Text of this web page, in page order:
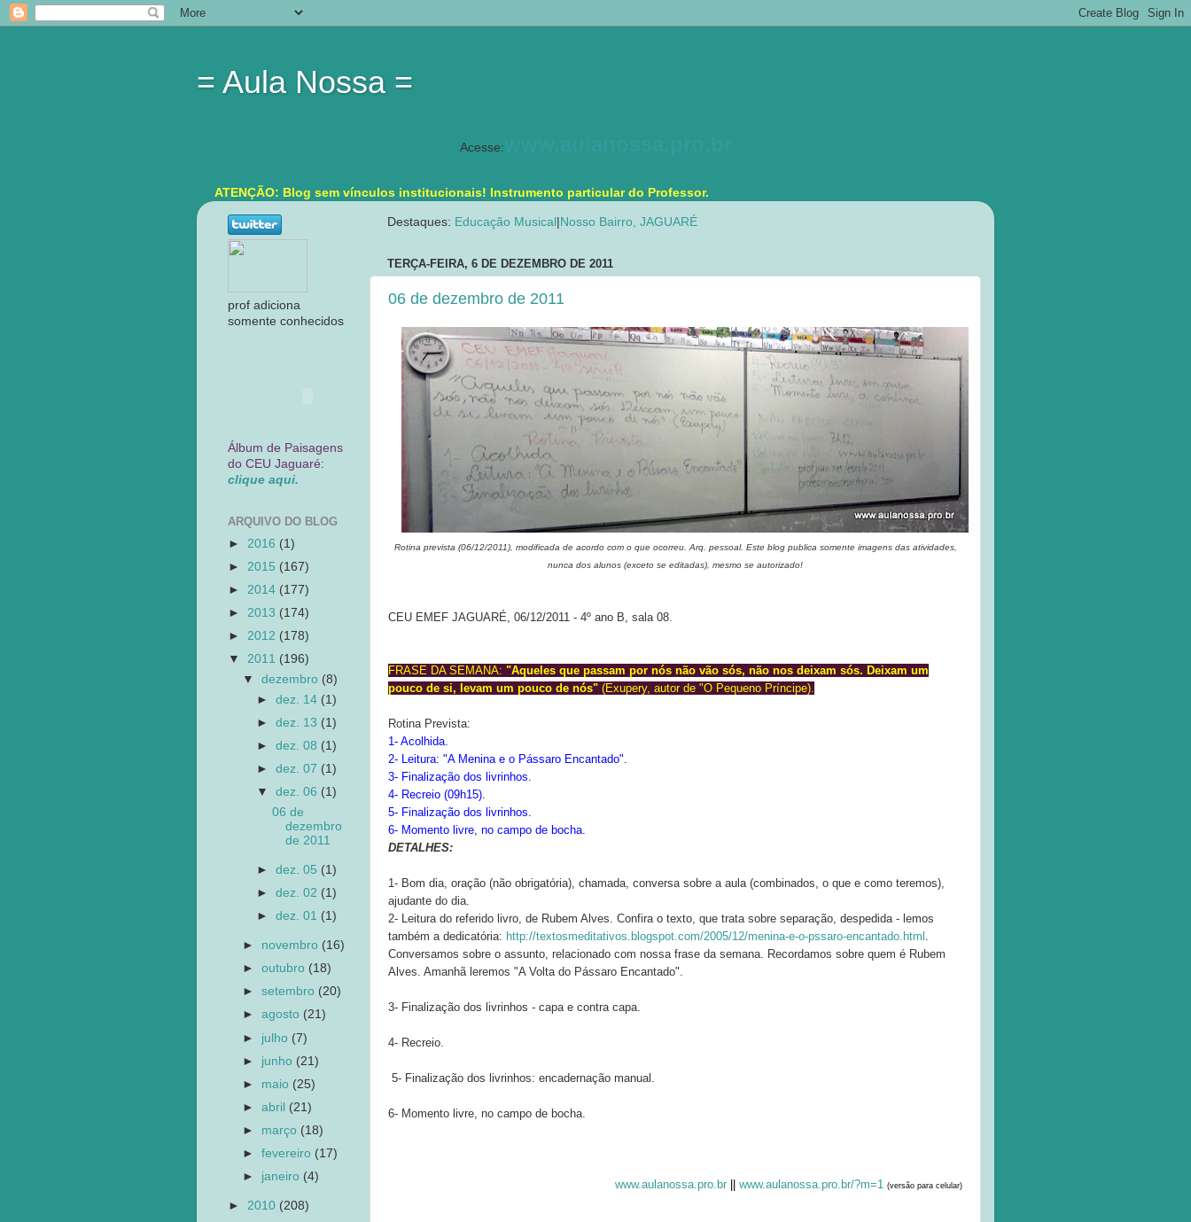
= Aula Nossa =
Acesse:
ATENÇÃO: Blog sem vínculos institucionais! Instrumento particular do Professor.
Destaques: Educação Musical Nosso Bairro, JAGUARÉ
TERÇA-FEIRA, 6 DE DEZEMBRO DE 2011
06 de dezembro de 2011
Rotina prevista (06/12/2011), modificada de acordo com o que ocorreu. Arq. pessoal. Este blog publica somente imagens das atividades,
nunca dos alunos (exceto se editadas), mesmo se autorizado!
CEU EMEF JAGUARÉ, 06/12/2011 - 4º ano B, sala 08.
FRASE DA SEMANA: "Aqueles que passam por nós não vão sós, não nos deixam sós. Deixam um
pouco de si, levam um pouco de nós" (Exupery, autor de "O Pequeno Príncipe).
Rotina Prevista:
1- Acolhida.
2- Leitura: "A Menina e o Pássaro Encantado".
3- Finalização dos livrinhos.
4- Recreio (09h15).
5- Finalização dos livrinhos.
6- Momento livre, no campo de bocha.
DETALHES:
1- Bom dia, oração (não obrigatória), chamada, conversa sobre a aula (combinados, o que e como teremos),
ajudante do dia.
2- Leitura do referido livro, de Rubem Alves. Confira o texto, que trata sobre separação, despedida - lemos
também a dedicatória: http://textosmeditativos.blogspot.com/2005/12/menina-e-o-pssaro-encantado.html
Conversamos sobre o assunto, relacionado com nossa frase da semana. Recordamos sobre quem é Rubem
Alves. Amanhã leremos "A Volta do Pássaro Encantado".
3- Finalização dos livrinhos - capa e contra capa.
4- Recreio.
5- Finalização dos livrinhos: encadernação manual.
6- Momento livre, no campo de bocha.
www.aulanossa.pro.br || www.aulanossa.pro.br/?m=1 (versão para celular)
prof adiciona
somente conhecidos
Álbum de Paisagens
do CEU Jaguaré:
clique aqui.
ARQUIVO DO BLOG
► 2016 (1)
► 2015 (167)
► 2014 (177)
► 2013 (174)
► 2012 (178)
▼ 2011 (196)
▼dezembro (8)
►dez. 14 (1)
►dez. 13 (1)
►dez. 08 (1)
►dez. 07 (1)
▼dez. 06 (1)
06 de
dezembro
de 2011
►dez. 05 (1)
►dez. 02 (1)
►dez. 01 (1)
► novembro (16)
►outubro (18)
►setembro (20)
►agosto (21)
► julho (7)
► junho (21)
► maio (25)
►abril (21)
► março (18)
►fevereiro (17)
► janeiro (4)
► 2010 (208)